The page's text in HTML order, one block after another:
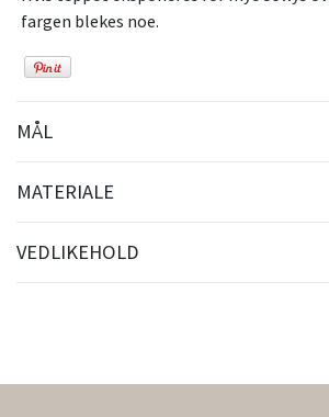
fargen blekes noe.
MÅL
MATERIALE
VEDLIKEHOLD